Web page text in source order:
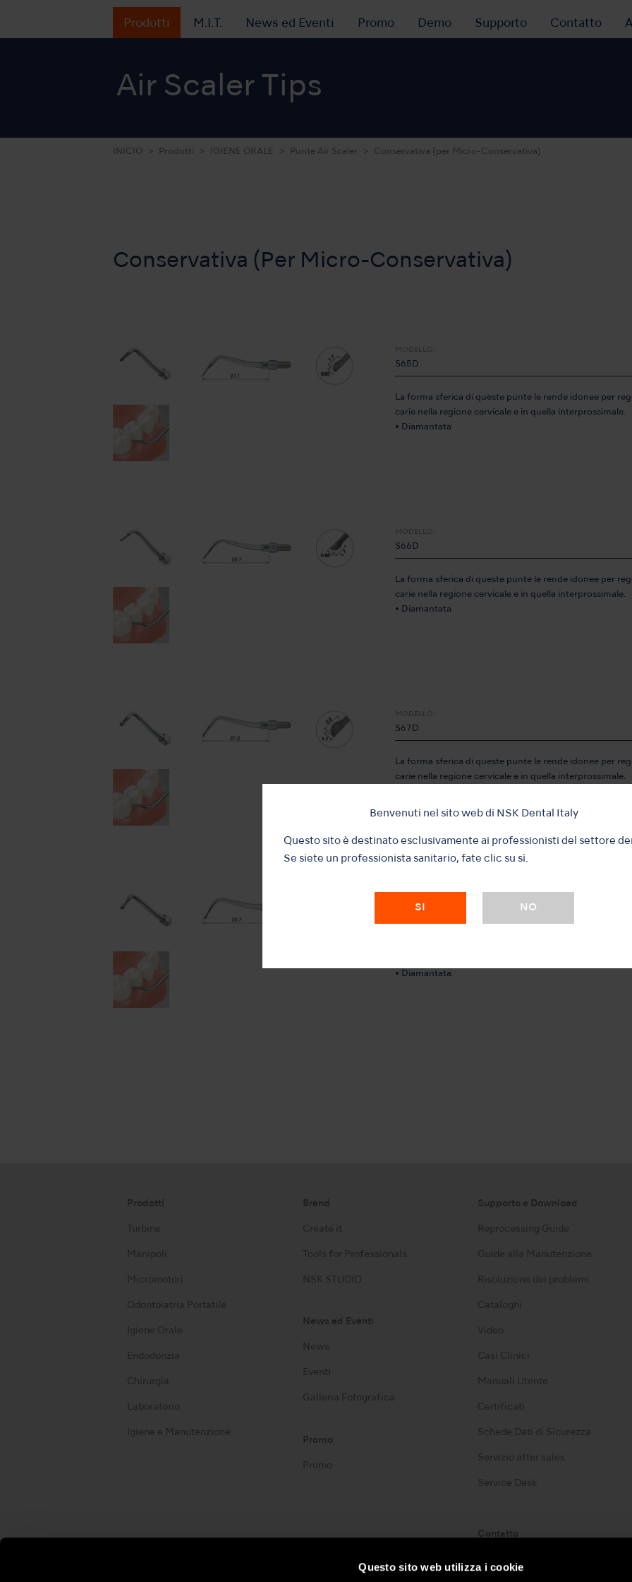
Questo sito web utilizza i cookie
Benvenuti nel sito web di NSK Dental Italy
Questo sito è destinato esclusivamente ai professionisti del settore
Se siete un professionista sanitario, fate clic su sì.
SI NO
Prodotti M.I.T. News ed Eventi Promo Demo Supporto Contatto
Air Scaler Tips
INICIO Prodotti IGIENE ORALE Punte Air Scaler Conservativa (per Micro-Conservativa)
Conservativa (Per Micro-Conservativa)
MODELLO:
S65D
La forma sferica di queste punte le rende idonee per
carie nella regione cervicale e in quella interprossimale.
• Diamantata
MODELLO:
S66D
La forma sferica di queste punte le rende idonee per
carie nella regione cervicale e in quella interprossimale.
• Diamantata
MODELLO:
S67D
La forma sferica di queste punte le rende idonee per
carie nella regione cervicale e in quella interprossimale.
S68D
La forma sferica di queste punte le rende idonee per
• Diamantata
Prodotti
Turbine
Manipoli
Micromotori
Odontoiatria Portatile
Igiene Orale
Endodonzia
Chirurgia
Laboratorio
Igiene e Manutenzione
Brand
Create it
Tools for Professionals
NSK STUDIO
News ed Eventi
News
Eventi
Galleria Fotografica
Promo
Promo
Supporto e Download
Reprocessing Guide
Guide alla Manutenzione
Risoluzione dei problemi
Cataloghi
Video
Casi Clinici
Manuali Utente
Certificati
Schede Dati di Sicurezza
Servizio after sales
Service Desk
Contatto